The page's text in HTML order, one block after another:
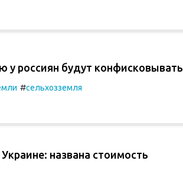
у россиян будут конфисковывать
#сельхозземля
названа стоимость